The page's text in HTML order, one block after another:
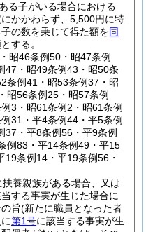
る子がいる場合における
かかわらず、5,500円に特
の数を乗じて得た額を同
する。
昭46条例50・昭47条例
47・昭49条例43・昭50条
条例41・昭53条例37・昭
昭56条例25・昭57条例
3・昭61条例2・昭61条例
31・平4条例44・平5条例
37・平8条例56・平9条例
例83・平14条例49・平15
条例14・平19条例56・
養親族がある場合、又は
する事実が生じた場合に
旨(新たに職員となった者
第1号に該当する事実が生